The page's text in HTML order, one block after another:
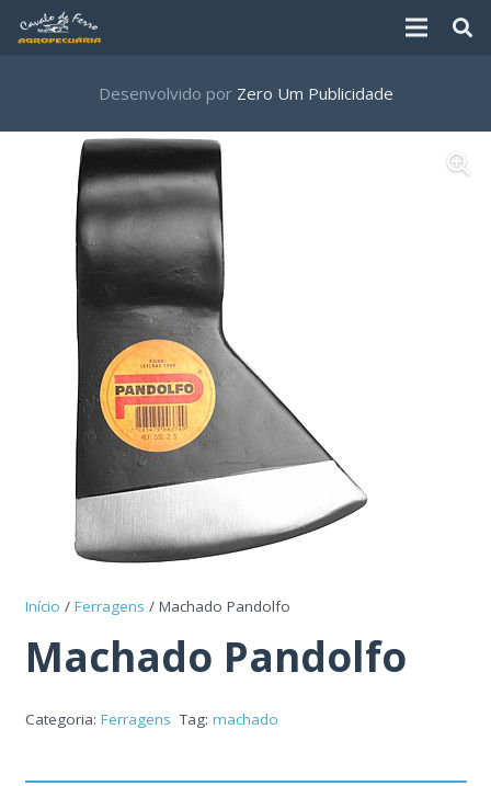
Desenvolvido por Zero Um Publicidade
Início / Ferragens / Machado Pandolfo
Machado Pandolfo
Categoria: Ferragens Tag: machado